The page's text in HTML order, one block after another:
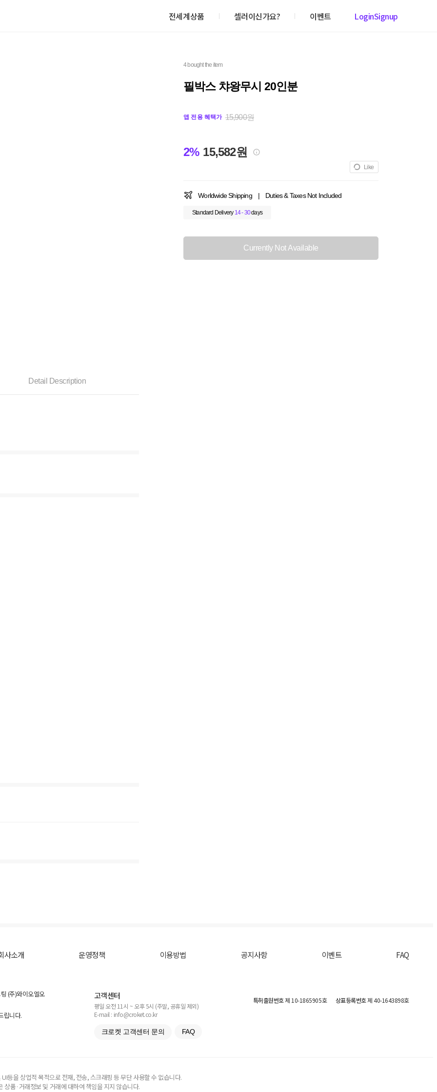
전세계상품 셀러이신가요? 이벤트 LoginSignup
4 bought the item
필박스 챠왕무시 20인분
앱 전용 혜택가 15,900원
2% 15,582원
Like
Worldwide Shipping | Duties & Taxes Not Included
Standard Delivery 14 - 30days
Currently Not Available
Detail Description
사소개 운영정책 이용방법 공지사항 이벤트 FAQ
(주)와이오엘오
립니다.
고객센터
평일 오전 11시 ~ 오후 5시 (주말, 공휴일 제외)
E-mail : info@croket.co.kr
크로켓 고객센터 문의 FAQ
특허출원번호제 10-1865905호 상표등록번호제 40-1643898호
등을 상업적 목적으로 전재, 전송, 스크래핑 등 무단 사용할 수 없습니다.
품·거래정보 및 거래에 대하여 책임을 지지 않습니다.